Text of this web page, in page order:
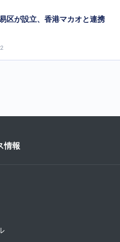
区が設立、香港マカオと連携
情報